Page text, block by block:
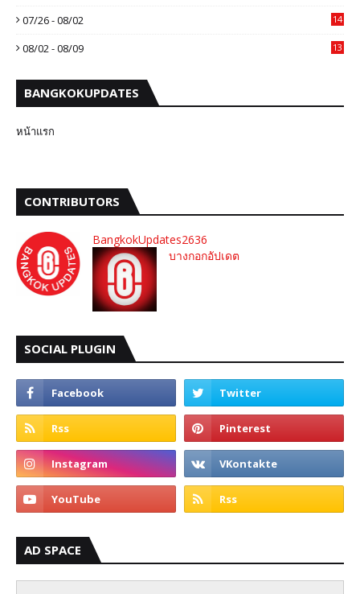
07/26 - 08/02 14
08/02 - 08/09 13
BANGKOKUPDATES
หน้าแรก
CONTRIBUTORS
BangkokUpdates2636
บางกอกอัปเดต
SOCIAL PLUGIN
AD SPACE